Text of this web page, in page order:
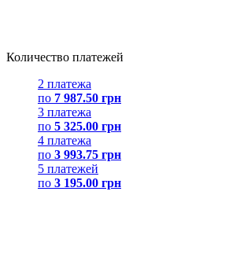
Количество платежей
2 платежа
по 7 987.50 грн
3 платежа
по 5 325.00 грн
4 платежа
по 3 993.75 грн
5 платежей
по 3 195.00 грн